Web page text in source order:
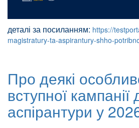
деталі за посиланням: https://
magistratury-ta-aspirantury-shho-
Про деякі
вступної кампанії
аспірантури у